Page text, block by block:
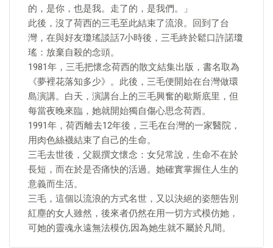
的，是你，也是我。走了的，是我們。」
此後，沒了荷西的三毛至此結束了流浪。回到了台
灣，在與好友瓊瑤談話7小時後，三毛終於鬆口許諾瓊
瑤：放棄自殺的念頭。
1981年，三毛把懷念荷西的散文結集出版，書名取為
《夢裡花落知多少》。此後，三毛便開始在台灣做環
島演講。白天，演講台上的三毛興奮的歇斯底里，但
每當夜晚來臨，她就開始獨自傷心思念荷西。
1991年，荷西離去12年後，三毛在台灣的一家醫院，
用肉色絲襪結束了自己的生命。
三毛去世後，父親撰文懷念：女兒常說，生命不在於
長短，而在於是否痛快的活過。她確實掌握住人生的
意義而生活。
三毛，這個以流浪的方式名世，又以決絕的姿態告別
紅塵的女人雖然，後來者仍然在用一切方式模仿她，
可她的靈魂永遠無法模仿,因為她生就不屬於凡間。